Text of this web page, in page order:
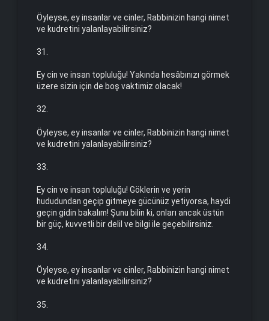
Öyleyse, ey insanlar ve cinler, Rabbinizin hangi nimet
ve kud­re­tini yalanlayabilirsiniz?
31.
Ey cin ve insan topluluğu! Yakında hesâbınızı görmek
üzere sizin için de boş vaktimiz olacak!
32.
Öyleyse, ey insanlar ve cinler, Rabbinizin hangi nimet
ve kudretini yalanlayabilirsiniz?
33.
Ey cin ve insan topluluğu! Göklerin ve yerin
hududundan geçip gitmeye gücünüz yetiyorsa, haydi
geçin gidin bakalım! Şunu bilin ki, onları ancak üstün
bir güç, kuvvetli bir delil ve bilgi ile geçe­bilirsiniz.
34.
Öyleyse, ey insanlar ve cinler, Rabbinizin hangi nimet
ve kud­retini yalanlayabilirsiniz?
35.